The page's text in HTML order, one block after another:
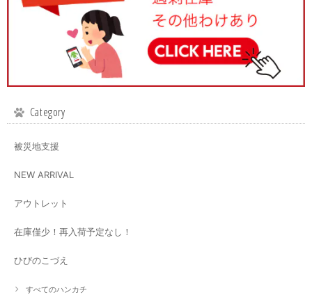
Category
被災地支援
NEW ARRIVAL
アウトレット
在庫僅少！再入荷予定なし！
ひびのこづえ
すべてのハンカチ